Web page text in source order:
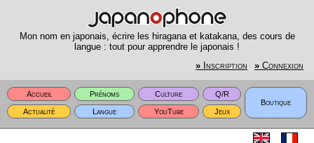
Mon nom en japonais, écrire les hiragana et katakana, des cours de
langue : tout pour apprendre le japonais !
» Inscription » Connexion
Accueil Prénoms Culture
Q/R
Boutique
Actualité
Langue YouTube Jeux